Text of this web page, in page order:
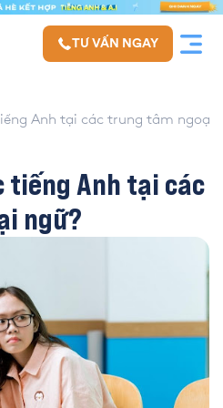
TƯ VẤN NGAY
Anh tại các trung tâm ngoại
tiếng Anh tại các
ngữ?